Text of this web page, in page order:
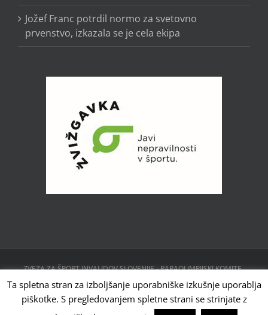
Jožef Franc potrdil normo za svetovno
prvenstvo, izkazala se je cela ekipa
ZVEZA ZA ŠPORT INVALIDOV SLOVENIJE - PARAOLIMPIJSKI KOMITE ,
CESTA 24. JUNIJA 23, 1231 LJUBLJANA, SLOVENIJA | Powered by
WordPress
YouTubeTiktok
Ta spletna stran za izboljšanje uporabniške izkušnje uporablja
piškotke. S pregledovanjem spletne strani se strinjate z